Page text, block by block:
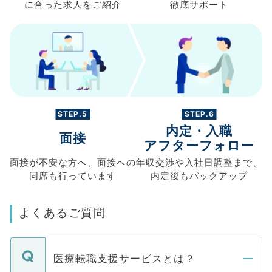
に合った求人を ご紹介
徹底サポート
STEP.5
面接
面接が不安な方へ、 面接への
同席も行っています
STEP.6
内定・入職
アフターフォロー
年収交渉や入社日調整まで、
内定後もバックアップ
よくあるご質問
医療転職支援サービスとは？